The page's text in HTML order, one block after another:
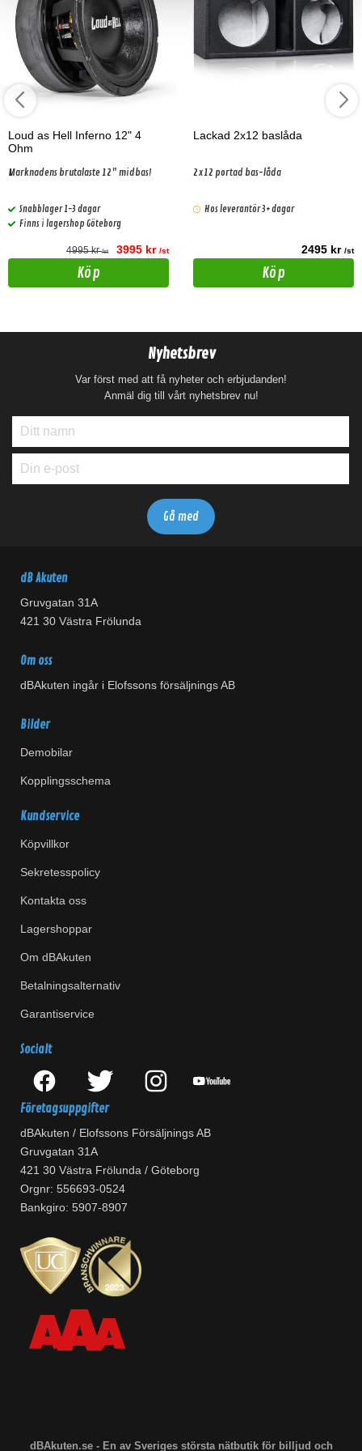
Loud as Hell Inferno 12" 4
Ohm
Marknadens brutalaste 12" midbas!
Snabblager 1-3 dagar
Finns i lagershop Göteborg
4995 kr/st 3995 kr /st
Köp
Lackad 2x12 baslåda
2x12 portad bas-låda
Hos leverantör 3+ dagar
2495 kr /st
Köp
Nyhetsbrev
Var först med att få nyheter och erbjudanden!
Anmäl dig till vårt nyhetsbrev nu!
dB Akuten
Gruvgatan 31A
421 30 Västra Frölunda
Om oss
dBAkuten ingår i Elofssons försäljnings AB
Bilder
Demobilar
Kopplingsschema
Kundservice
Köpvillkor
Sekretesspolicy
Kontakta oss
Lagershoppar
Om dBAkuten
Betalningsalternativ
Garantiservice
Socialt
Företagsuppgifter
dBAkuten / Elofssons Försäljnings AB
Gruvgatan 31A
421 30 Västra Frölunda / Göteborg
Orgnr: 556693-0524
Bankgiro: 5907-8907
dBAkuten.se - En av Sveriges största nätbutik för billjud och